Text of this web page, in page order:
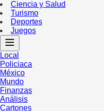
Ciencia y Salud
Turismo
Deportes
Juegos
Local
Policiaca
México
Mundo
Finanzas
Análisis
Cartones